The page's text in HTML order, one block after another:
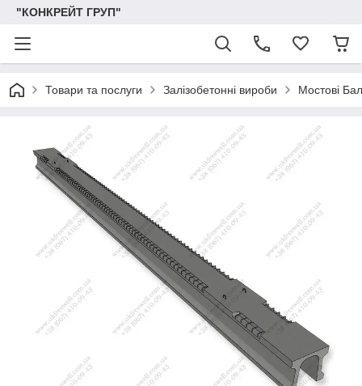
"КОНКРЕЙТ ГРУП"
Товари та послуги Залізобетонні вироби Мостові